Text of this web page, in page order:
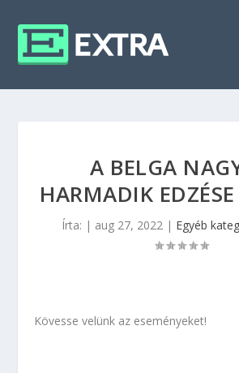
A BELGA
HARMADIK
Írta: | aug 27, 2022| Egyéb
Kövesse velünk az eseményeket!